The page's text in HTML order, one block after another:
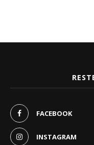
FACEBOOK
INSTAGRAM